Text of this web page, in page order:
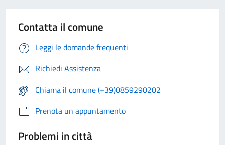
Contatta il comune
Leggi le domande frequenti
Richiedi Assistenza
Chiama il comune (+39)0859290202
Prenota un appuntamento
Problemi in città